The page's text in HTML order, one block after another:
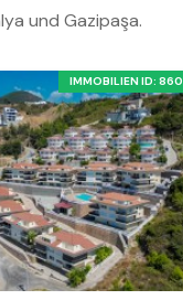
und Gazipaşa.
IMMOBILIEN ID: 860